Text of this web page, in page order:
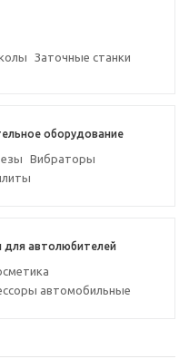
Заточные станки
оборудование
Вибраторы
для автолюбителей
автомобильные